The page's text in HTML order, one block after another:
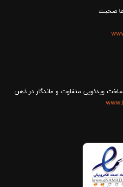
صحبت
ویدئویی متفاوت و ماندگار در ذهن